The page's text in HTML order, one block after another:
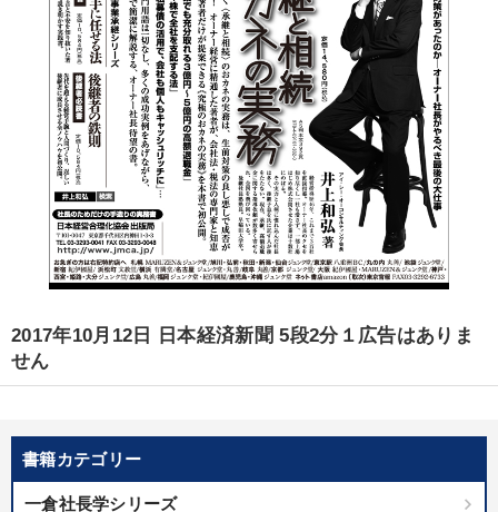
書籍カテゴリー
一倉社長学シリーズ
2017年10月12日 日本経済新聞 5段2分１広告はありま
せん